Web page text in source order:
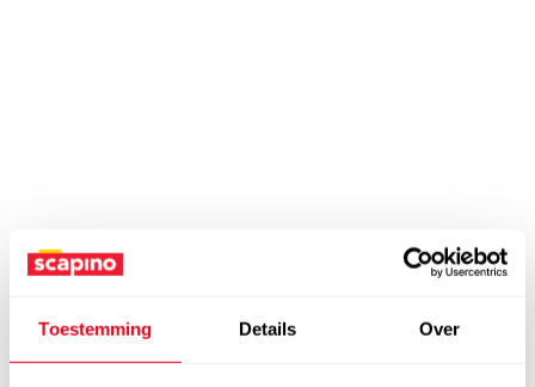
Toestemming Details Over